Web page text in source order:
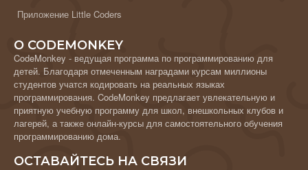
Приложение Little Coders
О CODEMONKEY
CodeMonkey - ведущая программа по программированию для
детей. Благодаря отмеченным наградами курсам миллионы
студентов учатся кодировать на реальных языках
программирования. CodeMonkey предлагает увлекательную и
приятную учебную программу для школ, внешкольных клубов и
лагерей, а также онлайн-курсы для самостоятельного обучения
программированию дома.
ОСТАВАЙТЕСЬ НА СВЯЗИ